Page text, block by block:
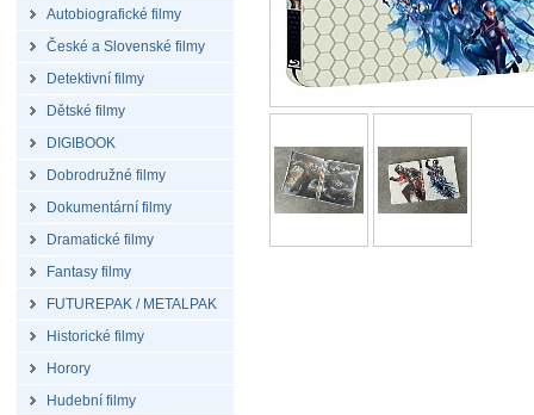
Autobiografické filmy
České a Slovenské filmy
Detektivní filmy
Dětské filmy
DIGIBOOK
Dobrodružné filmy
Dokumentární filmy
Dramatické filmy
Fantasy filmy
FUTUREPAK / METALPAK
Historické filmy
Horory
Hudební filmy